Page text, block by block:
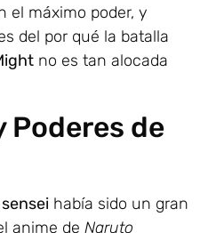
el máximo poder, y
del por qué la batalla
no es tan alocada
Poderes de
sensei había sido un gran
anime de Naruto